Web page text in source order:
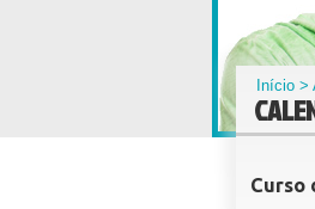
Início >
Curso